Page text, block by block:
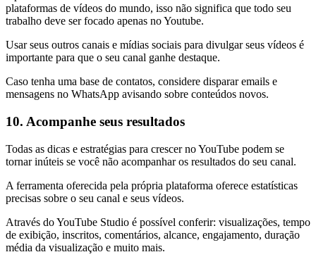
plataformas de vídeos do mundo, isso não significa que todo seu
trabalho deve ser focado apenas no Youtube.
Usar seus outros canais e mídias sociais para divulgar seus vídeos é
importante para que o seu canal ganhe destaque.
Caso tenha uma base de contatos, considere disparar emails e
mensagens no WhatsApp avisando sobre conteúdos novos.
10. Acompanhe seus resultados
Todas as dicas e estratégias para crescer no YouTube podem se
tornar inúteis se você não acompanhar os resultados do seu canal.
A ferramenta oferecida pela própria plataforma oferece estatísticas
precisas sobre o seu canal e seus vídeos.
Através do YouTube Studio é possível conferir: visualizações, tempo
de exibição, inscritos, comentários, alcance, engajamento, duração
média da visualização e muito mais.